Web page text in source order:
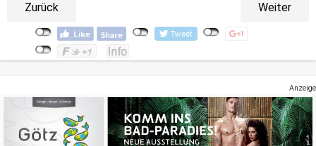
Zurück Weiter
Anzeige